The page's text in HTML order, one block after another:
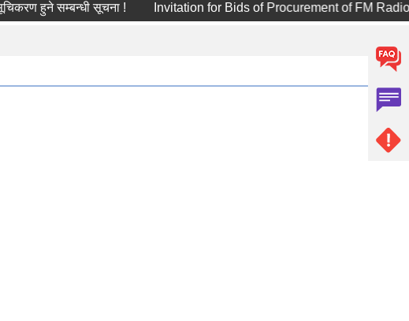
हुने सम्बन्धी सूचना ! Invitation for Bids of Procurement of FM Radio.